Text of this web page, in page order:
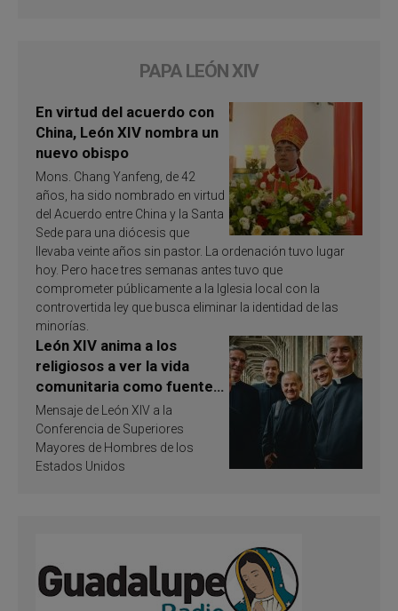
PAPA LEÓN XIV
En virtud del acuerdo con
China, León XIV nombra un
nuevo obispo
Mons. Chang Yanfeng, de 42
años, ha sido nombrado en virtud
del Acuerdo entre China y la Santa
Sede para una diócesis que
llevaba veinte años sin pastor. La ordenación tuvo lugar
hoy. Pero hace tres semanas antes tuvo que
comprometer públicamente a la Iglesia local con la
controvertida ley que busca eliminar la identidad de las
minorías.
León XIV anima a los
religiosos a ver la vida
comunitaria como fuente
de inspiración y
santificación
Mensaje de León XIV a la
Conferencia de Superiores
Mayores de Hombres de los
Estados Unidos